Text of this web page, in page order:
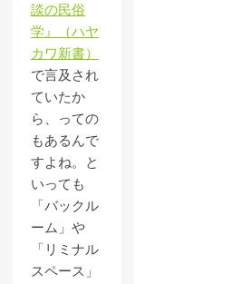
談の民俗
学』（ハヤ
カワ新書）
で言及され
ていたか
ら、っての
もあるんで
すよね。と
いっても
「バックル
ーム」や
「リミナル
スペース」